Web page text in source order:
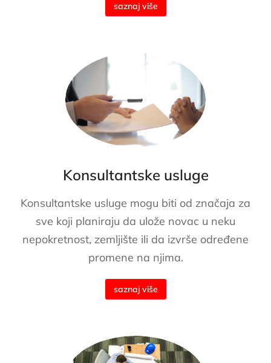
saznaj više
Konsultantske usluge
Konsultantske usluge mogu biti od značaja za
sve koji planiraju da ulože novac u neku
nepokretnost, zemljište ili da izvrše određene
promene na njima.
saznaj više